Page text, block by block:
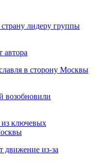
лидеру группы
автора
в сторону Москвы
возобновили
ключевых
движение из-за